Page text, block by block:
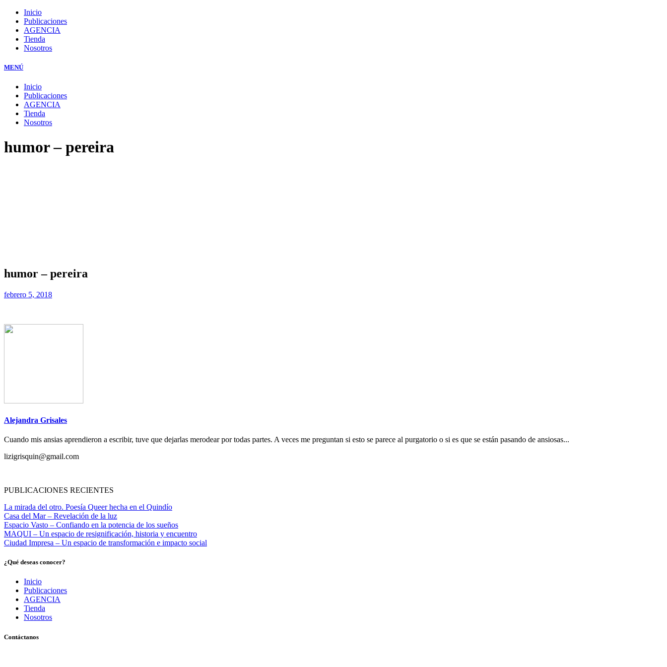
Inicio
Publicaciones
AGENCIA
Tienda
Nosotros
MENÚ
Inicio
Publicaciones
AGENCIA
Tienda
Nosotros
humor – pereira
humor – pereira
febrero 5, 2018
Alejandra Grisales
Cuando mis ansias aprendieron a escribir, tuve que dejarlas merodear por todas partes. A veces me preguntan si esto se parece al purgatorio o si es que se están pasando de ansiosas...
lizigrisquin@gmail.com
PUBLICACIONES RECIENTES
La mirada del otro. Poesía Queer hecha en el Quindío
Casa del Mar – Revelación de la luz
Espacio Vasto – Confiando en la potencia de los sueños
MAQUI – Un espacio de resignificación, historia y encuentro
Ciudad Impresa – Un espacio de transformación e impacto social
¿Qué deseas conocer?
Inicio
Publicaciones
AGENCIA
Tienda
Nosotros
Contáctanos